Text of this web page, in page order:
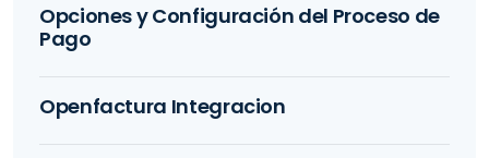
Opciones y Configuración del Proceso de
Pago
Openfactura Integracion